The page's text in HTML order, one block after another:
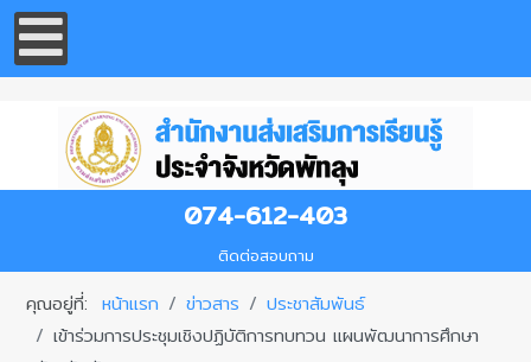
074-612-403
ติดต่อสอบถาม
คุณอยู่ที่:หน้าแรก ข่าวสาร
ประชาสัมพันธ์
เข้าร่วมการประชุมเชิงปฏิบัติการทบทวน แผนพัฒนาการศึกษา